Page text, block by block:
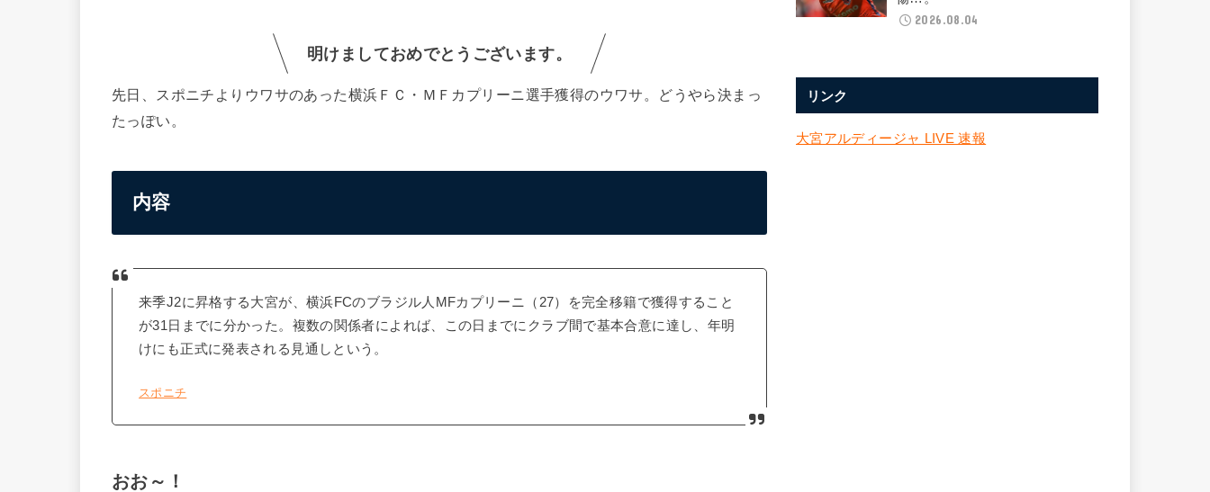
明けましておめでとうございます。
先日、スポニチよりウワサのあった横浜ＦＣ・ＭＦカプリーニ選手獲得のウワサ。どうやら決まっ
たっぽい。
内容
来季J2に昇格する大宮が、横浜FCのブラジル人MFカプリーニ（27）を完全移籍で獲得すること
が31日までに分かった。複数の関係者によれば、この日までにクラブ間で基本合意に達し、年明
けにも正式に発表される見通しという。
スポニチ
おお～！
2026.08.04
リンク
大宮アルディージャ LIVE 速報